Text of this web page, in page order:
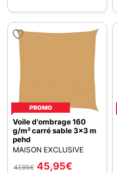
PROMO
Voile d'ombrage 160
g/m² carré sable 3x3 m
pehd
MAISON EXCLUSIVE
47,95€ 45,95€